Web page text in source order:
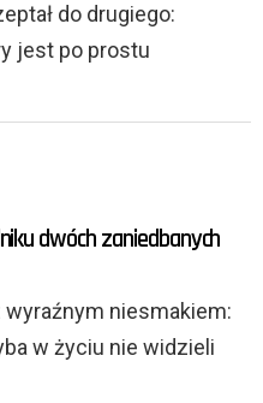
do drugiego:
jest po prostu
dwóch zaniedbanych
niesmakiem:
w życiu nie widzieli